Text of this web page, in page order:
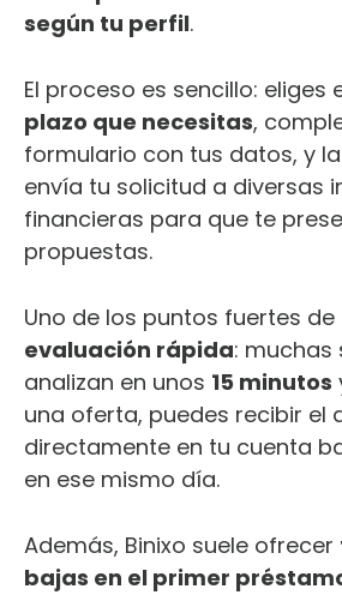
según tu perfil.
El proceso es sencillo: eliges
plazo que necesitas,
formulario con tus datos, y
envía tu solicitud a diversas
financieras para que te
propuestas.
Uno de los puntos fuertes de
evaluación rápida: muchas
analizan en unos 15 minutos
una oferta, puedes recibir el
directamente en tu cuenta
en ese mismo día.
Además, Binixo suele ofrecer
bajas en el primer